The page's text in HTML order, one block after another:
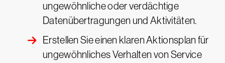
ungewöhnliche oder verdächtige
Datenübertragungen und Aktivitäten.
Erstellen Sie einen klaren Aktionsplan für
ungewöhnliches Verhalten von Service